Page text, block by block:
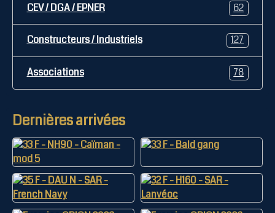
CEV / DGA / EPNER 62
Constructeurs / Industriels 127
Associations 78
Dernières arrivées